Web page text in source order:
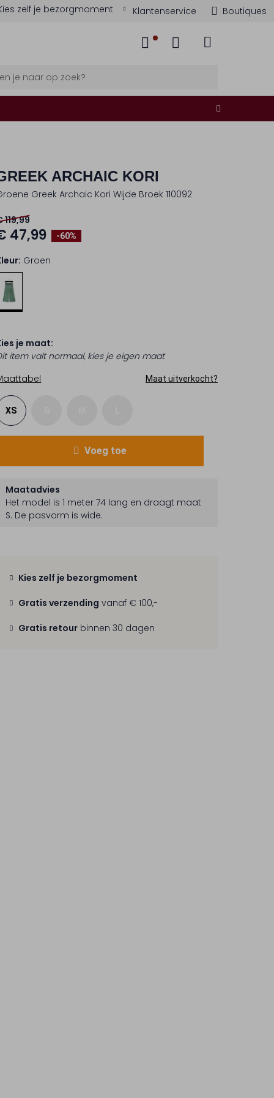
zelf je bezorgmoment Klantenservice Boutiques
ARCHAIC KORI
Greek Archaic Kori Wijde Broek 110092
-60%
119,99
47,99
Groen
je maat:
item valt normaal, kies je eigen maat
Maat uitverkocht?
XS
Voeg toe
Maatadvies
Het model is 1 meter 74 lang en draagt maat
S. De pasvorm iswide.
Kies zelf je bezorgmoment
Gratis verzending vanaf € 100,-
Gratis retour binnen 30 dagen